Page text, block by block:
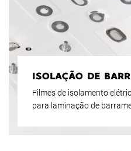
ISOLAÇÃO DE
Filmes de isolamento
para laminação de